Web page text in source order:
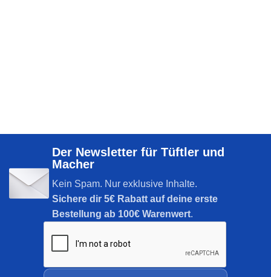
Der Newsletter für Tüftler und
Macher
Kein Spam. Nur exklusive Inhalte.
Sichere dir 5€ Rabatt auf deine erste
Bestellung ab 100€ Warenwert.